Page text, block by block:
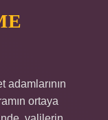
adamlarının
ortaya